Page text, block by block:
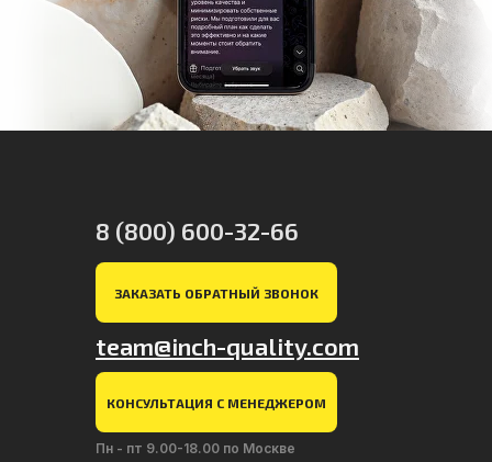
8 (800) 600-32-66
team@inch-quality.com
Пн - пт 9.00-18.00 по Москве
ЗАКАЗАТЬ ОБРАТНЫЙ ЗВОНОК
КОНСУЛЬТАЦИЯ С МЕНЕДЖЕРОМ